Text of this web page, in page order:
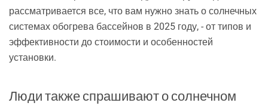
рассматривается все, что вам нужно знать о солнечных
системах обогрева бассейнов в 2025 году, - от типов и
эффективности до стоимости и особенностей
установки.
Люди также спрашивают о солнечном